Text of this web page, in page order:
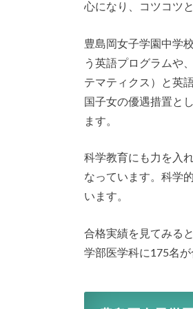
心になり、コツコツ
豊島岡女子学園中学
う英語プログラムや
テマティクス）と英
国子女の優遇措置と
ます。
科学教育にも力を入
なっています。科学
います。
合格実績を見てみる
学部医学科に175名